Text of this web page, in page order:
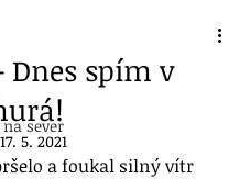
sever
Dnes spím v
17. 5. 2021
a foukal silný vítr